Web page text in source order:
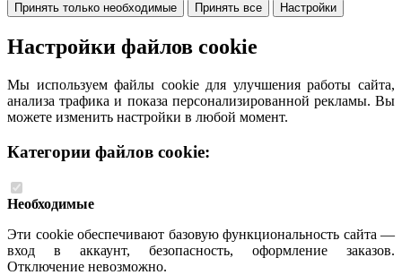
Принять только необходимые Принять все Настройки
Настройки файлов cookie
Мы используем файлы cookie для улучшения работы сайта,
анализа трафика и показа персонализированной рекламы. Вы
можете изменить настройки в любой момент.
Категории файлов cookie:
Необходимые
Эти cookie обеспечивают базовую функциональность сайта —
вход в аккаунт, безопасность, оформление заказов.
Отключение невозможно.